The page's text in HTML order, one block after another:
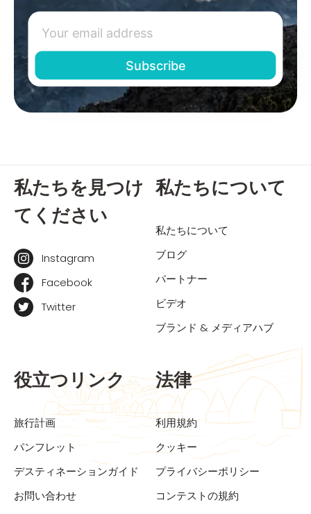
私たちを見つけ
てください
Instagram
Facebook
Twitter
私たちについて
私たちについて
ブログ
パートナー
ビデオ
ブランド & メディアハブ
役立つリンク
旅行計画
パンフレット
デスティネーションガイド
お問い合わせ
法律
利用規約
クッキー
プライバシーポリシー
コンテストの規約